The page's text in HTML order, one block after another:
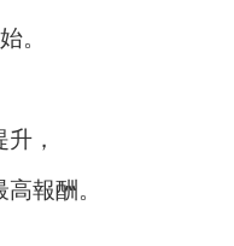
。
，
報酬。